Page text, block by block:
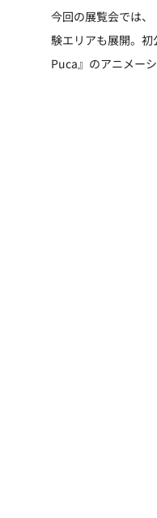
今回の展覧会では、
験エリアも展開。初
Puca』のアニメー